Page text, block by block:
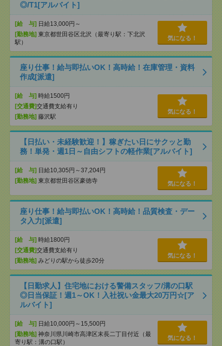
◎/T1[アルバイト]
[給 与] 日給13,000円～
[勤務地] 東京都世田谷区北沢（最寄り駅：下北沢
駅）
気になる！
座り仕事！給与即払いOK！高時給！在庫管理・資料
作成[派遣]
[給 与] 時給1500円
[交通費]交通費支給有り
[勤務地] 藤沢駅
気になる！
【日払い・未経験歓迎！】稼ぎたい日にサクッと勤
務！単発・週1日～自由シフトの軽作業[アルバイト]
[給 与] 日給10,305円～37,204円
[勤務地] 東京都世田谷区豪徳寺 気になる！
座り仕事！給与即払いOK！高時給！品質検査・デー
タ入力[派遣]
[給 与] 時給1800円
[交通費]交通費支給有り
[勤務地] みどりの駅から徒歩20分
気になる！
【日勤求人】住宅地における警備スタッフ/溝の口駅
◎日当保証！週1～OK！入社祝い金最大20万円☆[ア
ルバイト]
[給 与] 日給10,000円～15,500円
[勤務地] 神奈川県川崎市高津区末長二丁目付近（最
寄り駅：溝の口駅）
気になる！